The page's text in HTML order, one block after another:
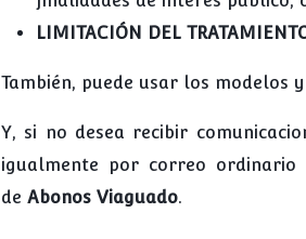
LIMITACIÓN DEL
También, puede usar los modelos
Y, si no desea recibir
igualmente por correo
de Abonos Viaguado.